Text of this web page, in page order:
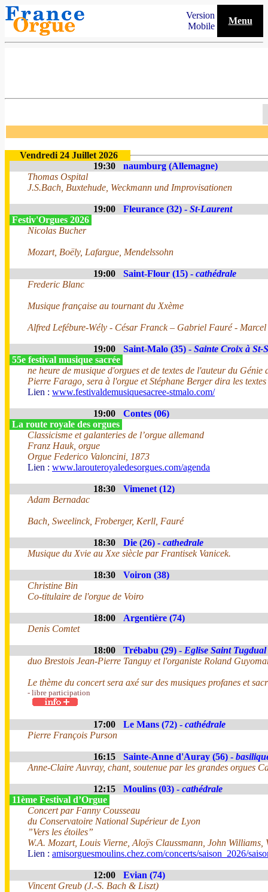
Version
Mobile
Menu
Vendredi 24 Juillet 2026
19:30
naumburg (Allemagne)
Thomas Ospital
J.S.Bach, Buxtehude, Weckmann und Improvisationen
19:00 Fleurance (32) - St-Laurent
Festiv'Orgues 2026
Nicolas Bucher
Mozart, Boëly, Lafargue, Mendelssohn
19:00 Saint-Flour (15) - cathédrale
Frederic Blanc
Musique française au tournant du Xxème
Alfred Lefébure-Wély - César Franck – Gabriel Fauré -
19:00 Saint-Malo (35) - Sainte Croix à St-
55e festival musique sacrée
ne heure de musique d'orgues et de textes de l'auteur du
Pierre Farago, sera à l'orgue et Stéphane Berger dira les
Lien : www.festivaldemusiquesacree-stmalo.com/
19:00
Contes (06)
La route royale des orgues
Classicisme et galanteries de l’orgue allemand
Franz Hauk, orgue
Orgue Federico Valoncini, 1873
Lien : www.larouteroyaledesorgues.com/agenda
18:30
Vimenet (12)
Adam Bernadac
Bach, Sweelinck, Froberger, Kerll, Fauré
18:30 Die (26) - cathedrale
Musique du Xvie au Xxe siècle par Frantisek Vanicek.
18:30
Voiron (38)
Christine Bin
Co-titulaire de l'orgue de Voiro
18:00
Argentière (74)
Denis Comtet
18:00 Trébabu (29) - Eglise Saint Tugdual
duo Brestois Jean-Pierre Tanguy et l'organiste Roland
Le thème du concert sera axé sur des musiques profanes et
- libre participation
17:00 Le Mans (72) - cathédrale
Pierre François Purson
16:15 Sainte-Anne d'Auray (56) -
Anne-Claire Auvray, chant, soutenue par les grandes orgues
12:15 Moulins (03) - cathédrale
11ème Festival d’Orgue
Concert par Fanny Cousseau
du Conservatoire National Supérieur de Lyon
”Vers les étoiles”
W.A. Mozart, Louis Vierne, Aloÿs Claussmann, John Williams,
Lien : amisorguesmoulins.chez.com/concerts/saison_2026/
12:00
Evian (74)
Vincent Greub (J.-S. Bach & Liszt)